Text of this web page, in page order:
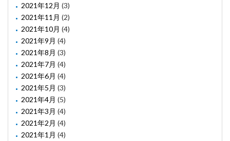
2021年12月 (3)
2021年11月 (2)
2021年10月 (4)
2021年9月 (4)
2021年8月 (3)
2021年7月 (4)
2021年6月 (4)
2021年5月 (3)
2021年4月 (5)
2021年3月 (4)
2021年2月 (4)
2021年1月 (4)